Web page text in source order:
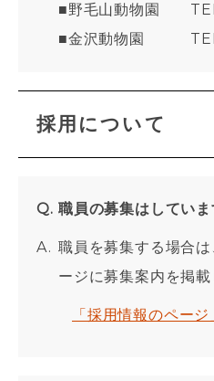
■野毛山動物園
■金沢動物園 TEL
採用について
職員の募集はしていま
職員を募集する場合
ージに募集案内を掲載
「採用情報のページ